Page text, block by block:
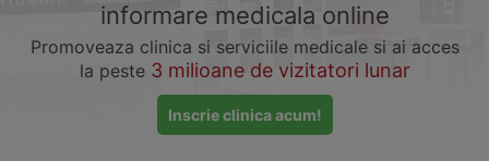
informare medicala online
Promoveaza clinica si serviciile medicale si ai acces
la peste 3 milioane de vizitatori lunar
Inscrie clinica acum!